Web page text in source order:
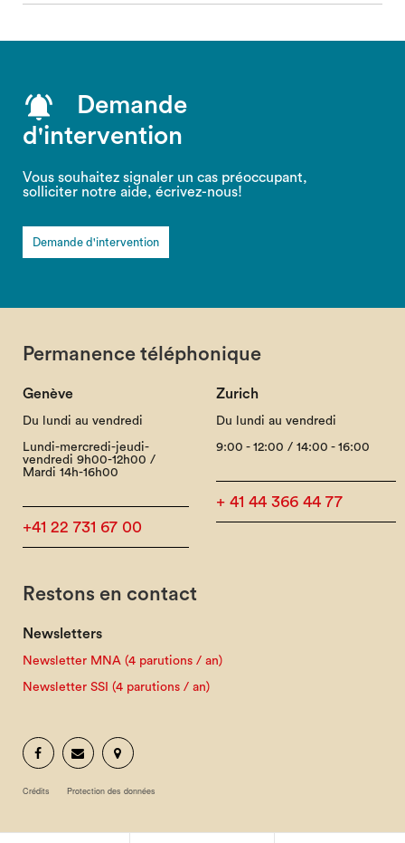
Demande
d'intervention
Vous souhaitez signaler un cas préoccupant,
solliciter notre aide, écrivez-nous!
Demande d'intervention
Permanence téléphonique
Genève
Du lundi au vendredi
Lundi-mercredi-jeudi-
vendredi 9h00-12h00 /
Mardi 14h-16h00
+41 22 731 67 00
Zurich
Du lundi au vendredi
9:00 - 12:00 / 14:00 - 16:00
+ 41 44 366 44 77
Restons en contact
Newsletters
Newsletter MNA (4 parutions / an)
Newsletter SSI (4 parutions / an)
Crédits Protection des données